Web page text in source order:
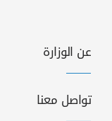
عن الوزارة
تواصل معنا